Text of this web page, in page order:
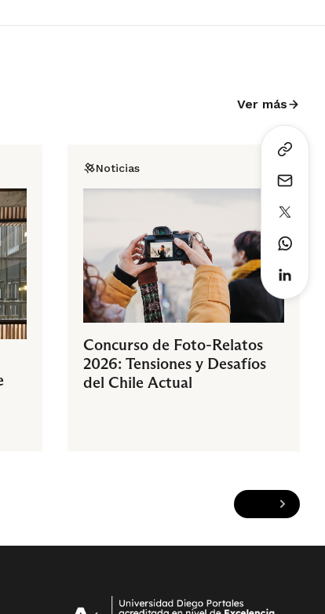
Ver más
Noticias
Concurso de Foto-Relatos
2026: Tensiones y Desafíos
del Chile Actual